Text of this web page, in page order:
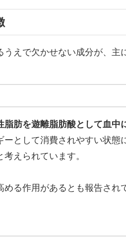
えで欠かせない成分が、主
肪を遊離脂肪酸として血中
として消費されやすい状態
えられています。
る作用があるとも報告され